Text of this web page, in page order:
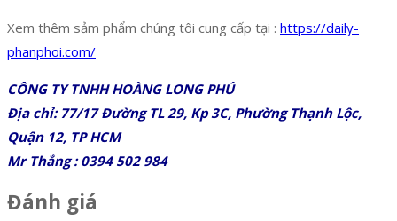
Xem thêm sảm phẩm chúng tôi cung cấp tại : https://daily-
phanphoi.com/
CÔNG TY TNHH HOÀNG LONG PHÚ
Địa chỉ: 77/17 Đường TL 29, Kp 3C, Phường Thạnh Lộc,
Quận 12, TP HCM
Mr Thắng : 0394 502 984
Đánh giá